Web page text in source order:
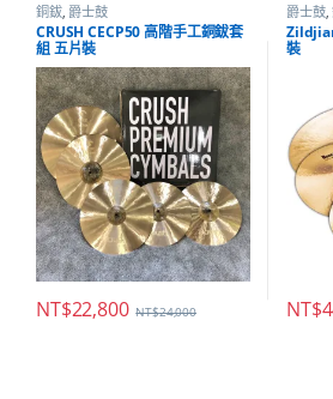
銅鈸, 爵士鼓
CRUSH CECP50 高階手工銅鈸套
組 五片裝
NT$22,800 NT$24,000
爵士鼓,
裝
NT$